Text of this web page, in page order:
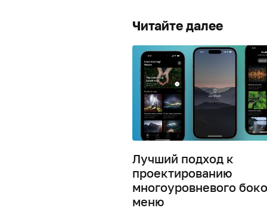
Читайте далее
Лучший подход к
проектированию
многоуровневого
меню